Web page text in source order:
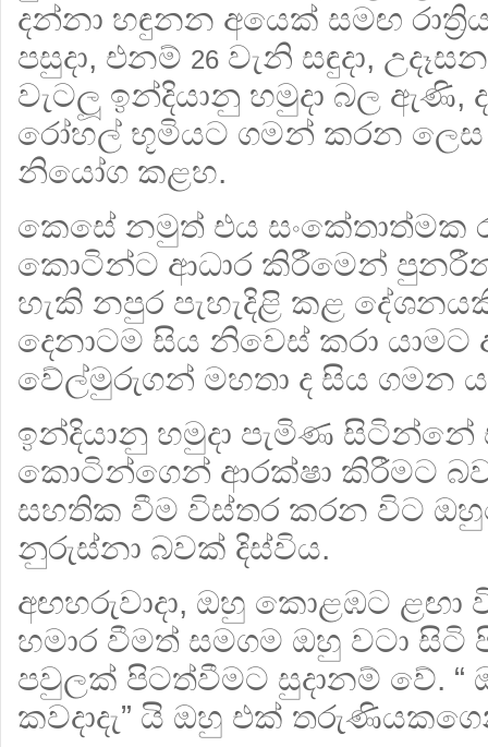
දන්නා හඳුනන අයෙක් සමඟ
පසුදා, එනම් 26 වැනි සඳුදා,
වැටලූ ඉන්දියානු හමුදා බල ඇණි,
රෝහල් භූමියට ගමන් කරන ලෙස
නියෝග කළහ.
කෙසේ නමුත් එය සංකේතාත්මක
කොටින්ට ආධාර කිරීමෙන්
හැකි නපුර පැහැදිළි කළ
දෙනාටම සිය නිවෙස් කරා යාමට
වේල්මුරුගන් මහතා ද සිය ගමන
ඉන්දියානු හමුදා පැමිණ සිටින්නේ
කොටින්ගෙන් ආරක්ෂා කිරීමට බව
සහතික වීම විස්තර කරන විට
නුරුස්නා බවක් දිස්විය.
අඟහරුවාදා, ඔහු කොළඹට ළඟා
හමාර වීමත් සමගම ඔහු වටා සිටි
පවුලක් පිටත්වීමට සුදානම් වේ. “
කවදාදැ” යි ඔහු එක්